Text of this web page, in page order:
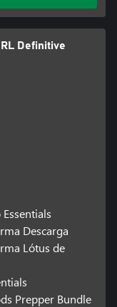
cheios de
enfrente os
descoberta e
Com progresso
Definitive
Descarga
Lótus de
Prepper Bundle